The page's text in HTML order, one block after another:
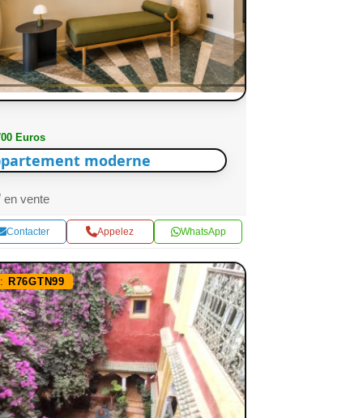
Euros
moderne
en vente
Contacter Appelez WhatsApp
R76GTN99